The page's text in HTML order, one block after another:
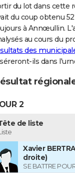
du lot dans cette
du coup obtenu
à Annœullin.
au cours du
des
ils dans
2
de liste
Xavier
droite)
SE BATTRE